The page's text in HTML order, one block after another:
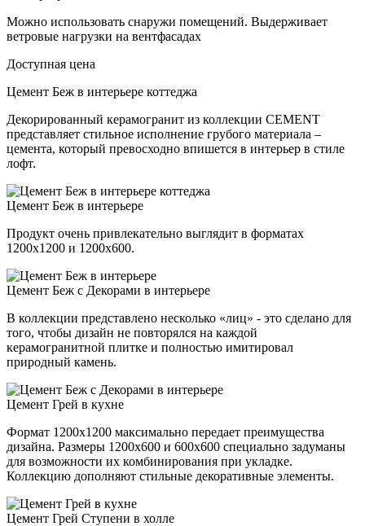
Можно использовать снаружи помещений. Выдерживает
ветровые нагрузки на вентфасадах
Доступная цена
Цемент Беж в интерьере коттеджа
Декорированный керамогранит из коллекции CEMENT
представляет стильное исполнение грубого материала –
цемента, который превосходно впишется в интерьер в стиле
лофт.
Цемент Беж в интерьере
Продукт очень привлекательно выглядит в форматах
1200х1200 и 1200х600.
Цемент Беж с Декорами в интерьере
В коллекции представлено несколько «лиц» - это сделано для
того, чтобы дизайн не повторялся на каждой
керамогранитной плитке и полностью имитировал
природный камень.
Цемент Грей в кухне
Формат 1200х1200 максимально передает преимущества
дизайна. Размеры 1200х600 и 600х600 специально задуманы
для возможности их комбинирования при укладке.
Коллекцию дополняют стильные декоративные элементы.
Цемент Грей Ступени в холле